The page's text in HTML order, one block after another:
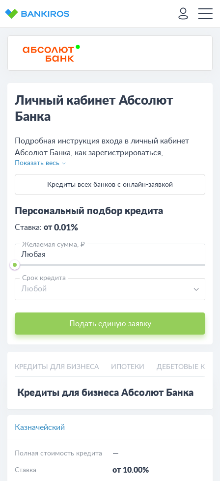
Личный кабинет Абсолют
Банка
Подробная инструкция входа в личный кабинет
Абсолют Банка, как зарегистрироваться,
восстановить и сменить пароль, описание
возможностей для физических и юридических лиц.
Показать весь
Кредиты всех банков с онлайн-заявкой
Персональный подбор кредита
Ставка: от0.01%
Желаемая сумма, ₽
Срок кредита
Любой
Подать единую заявку
КРЕДИТЫ ДЛЯ БИЗНЕСА ИПОТЕКИ ДЕБЕТОВЫЕ
Кредиты для бизнеса Абсолют Банка
Казначейский
Полная стоимость кредита —
Ставка от 10.00%